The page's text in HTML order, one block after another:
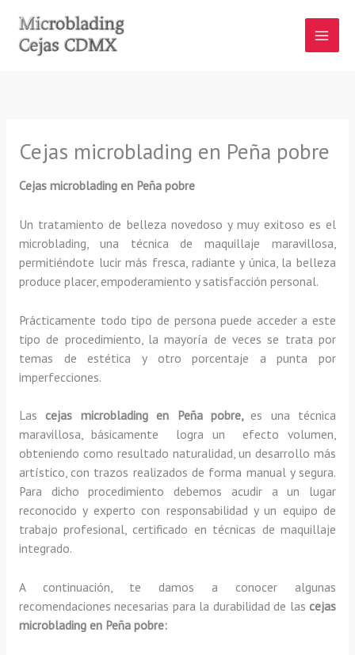
contenido
Cejas microblading en Peña pobre
Cejas microblading en Peña pobre
Un tratamiento de belleza novedoso y muy exitoso es el
microblading, una técnica de maquillaje maravillosa,
permitiéndote lucir más fresca, radiante y única, la belleza
produce placer, empoderamiento y satisfacción personal.
Prácticamente todo tipo de persona puede acceder a este
tipo de procedimiento, la mayoría de veces se trata por
temas de estética y otro porcentaje a punta por
imperfecciones.
Lascejas microblading en Peña pobre, es una técnica
maravillosa, básicamente
logra un efecto volumen,
obteniendo como resultado naturalidad, un desarrollo más
artístico, con trazos realizados de forma manual y segura.
Para dicho procedimiento debemos acudir a un lugar
reconocido y experto con responsabilidad y un equipo de
trabajo profesional, certificado en técnicas de maquillaje
integrado.
A continuación, te damos a conocer algunas
recomendaciones necesarias para la durabilidad de lascejas
microblading en Peña pobre: